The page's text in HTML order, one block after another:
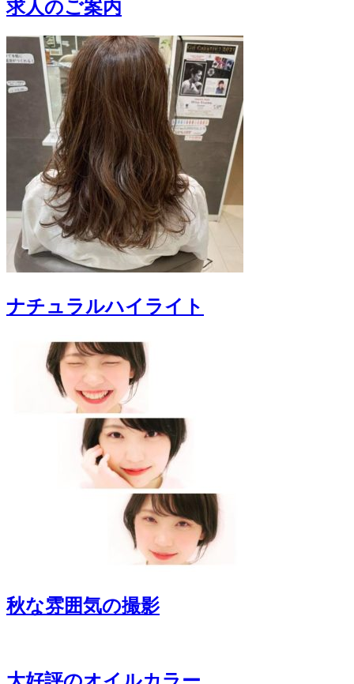
求人のご案内
ナチュラルハイライト
秋な雰囲気の撮影